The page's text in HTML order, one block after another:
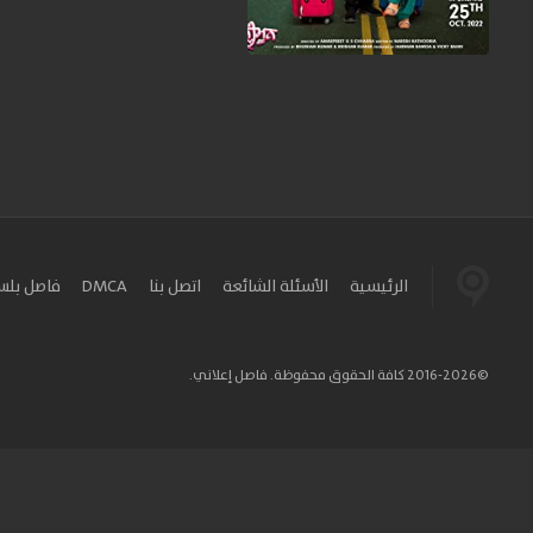
الرئيسية الأسئلة الشائعة اتصل بنا DMCA فاصل
©2016-2026 كافة الحقوق محفوظة. فاصل إعلاني.